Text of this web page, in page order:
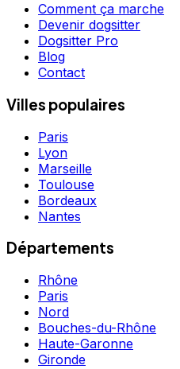
Comment ça marche
Devenir dogsitter
Dogsitter Pro
Blog
Contact
Villes populaires
Paris
Lyon
Marseille
Toulouse
Bordeaux
Nantes
Départements
Rhône
Paris
Nord
Bouches-du-Rhône
Haute-Garonne
Gironde